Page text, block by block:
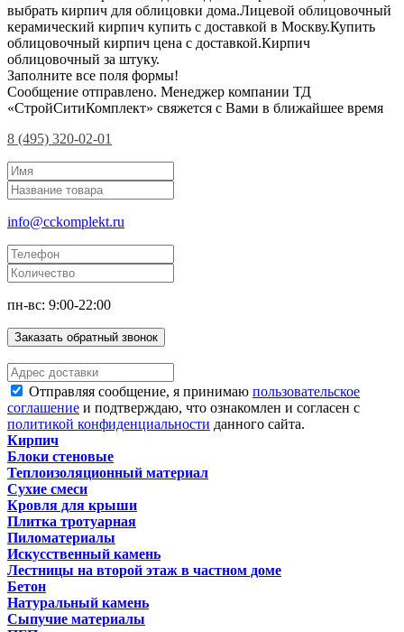
выбрать кирпич для облицовки дома.Лицевой облицовочный
керамический кирпич купить с доставкой в Москву.Купить
облицовочный кирпич цена с доставкой.Кирпич
облицовочный за штуку.
Заполните все поля формы!
Сообщение отправлено. Менеджер компании ТД
«СтройСитиКомплект» свяжется с Вами в ближайшее время
8 (495) 320-02-01
info@cckomplekt.ru
пн-вс: 9:00-22:00
Заказать обратный звонок
Отправляя сообщение, я принимаю пользовательское
соглашение и подтверждаю, что ознакомлен и согласен с
политикой конфиденциальности данного сайта.
Кирпич
Блоки стеновые
Теплоизоляционный материал
Сухие смеси
Кровля для крыши
Плитка тротуарная
Пиломатериалы
Искусственный камень
Лестницы на второй этаж в частном доме
Бетон
Натуральный камень
Сыпучие материалы